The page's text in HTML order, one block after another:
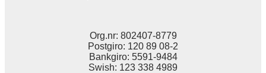
Org.nr: 802407-8779
Postgiro: 120 89 08-2
Bankgiro: 5591-9484
Swish: 123 338 4989